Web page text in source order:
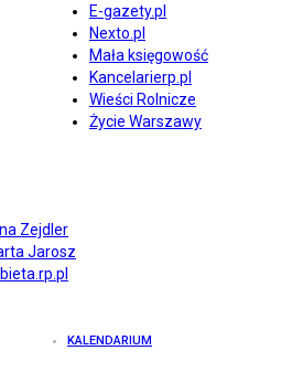
E-gazety.pl
Nexto.pl
Mała księgowość
Kancelarierp.pl
Wieści Rolnicze
Życie Warszawy
Zejdler
Jarosz
KALENDARIUM